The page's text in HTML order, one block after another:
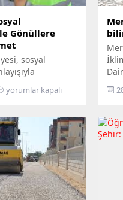
Gönüllere
sosyal
ediyor. İlçede
bireyler ile gazi
belediyenin
zaman
Belediye
Şehit ve Gazi
Engelli Şefliği,
yorumlar kapalı
Yıl